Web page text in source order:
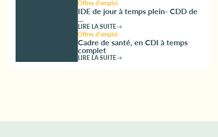
Offres d'emploi
IDE de jour à temps plein- CDD de
...
LIRE LA SUITE
Offres d'emploi
Cadre de santé, en CDI à temps
complet
LIRE LA SUITE